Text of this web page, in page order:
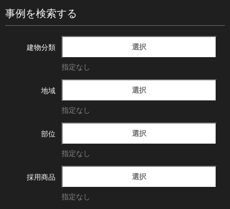
事例を検索する
建物分類 選択
指定なし
地域 選択
指定なし
部位 選択
指定なし
採用商品 選択
指定なし